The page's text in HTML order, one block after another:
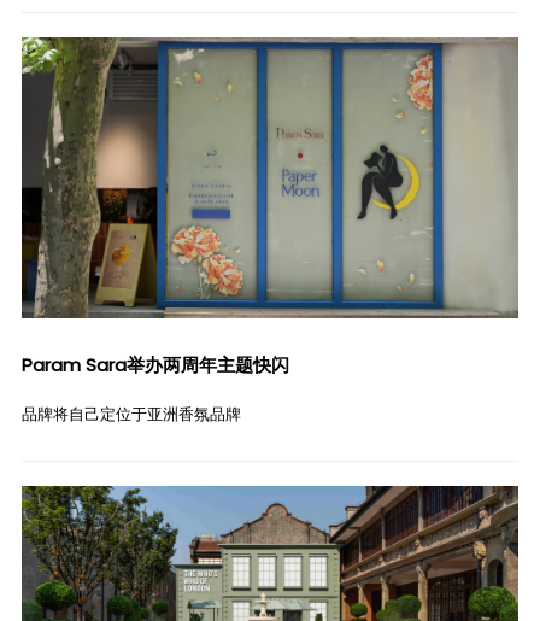
Param Sara举办两周年主题快闪
品牌将自己定位于亚洲香氛品牌